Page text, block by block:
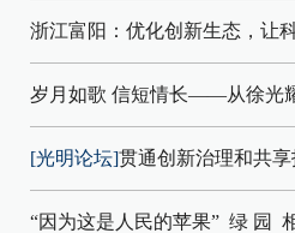
浙江富阳：优化创新生态，让
岁月如歌 信短情长——从徐光
[光明论坛]贯通创新治理和共
“因为这是人民的苹果” 绿 园